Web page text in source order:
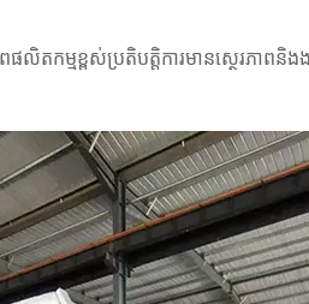
ពផលិតកម្មខ្ពស់ប្រតិបត្តិការមានស្ថេរភ